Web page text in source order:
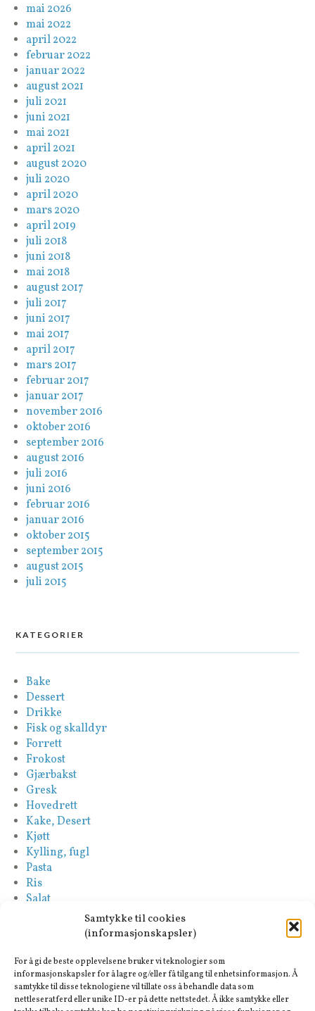
Samtykke til cookies
(informasjonskapsler)
For å gi de beste opplevelsene bruker vi teknologier som
informasjonskapsler for å lagre og/eller få tilgang til enhetsinformasjon. Å
samtykke til disse teknologiene vil tillate oss å behandle data som
nettleseratferd eller unike ID-er på dette nettstedet. Å ikke samtykke eller
mai 2026
mai 2022
april 2022
februar 2022
januar 2022
august 2021
juli 2021
juni 2021
mai 2021
april 2021
august 2020
juli 2020
april 2020
mars 2020
april 2019
juli 2018
juni 2018
mai 2018
august 2017
juli 2017
juni 2017
mai 2017
april 2017
mars 2017
februar 2017
januar 2017
november 2016
oktober 2016
september 2016
august 2016
juli 2016
juni 2016
februar 2016
januar 2016
oktober 2015
september 2015
august 2015
juli 2015
KATEGORIER
Bake
Dessert
Drikke
Fisk og skalldyr
Forrett
Frokost
Gjærbakst
Gresk
Hovedrett
Kake, Desert
Kjøtt
Kylling, fugl
Pasta
Ris
Salat
Suppe
Tapas-Mezze
Tyrkisk
Vegan